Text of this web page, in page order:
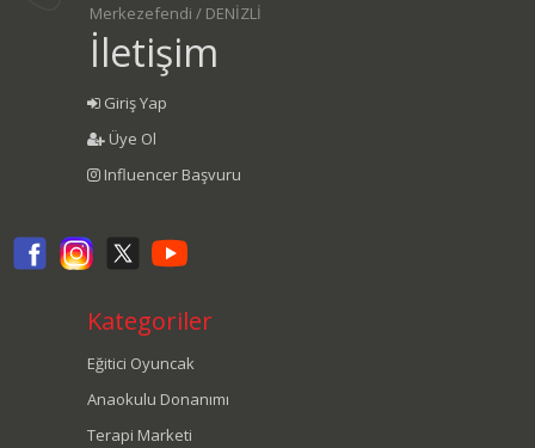
Merkezefendi / DENİZLİ
İletişim
Giriş Yap
Üye Ol
Influencer Başvuru
Kategoriler
Eğitici Oyuncak
Anaokulu Donanımı
Terapi Marketi